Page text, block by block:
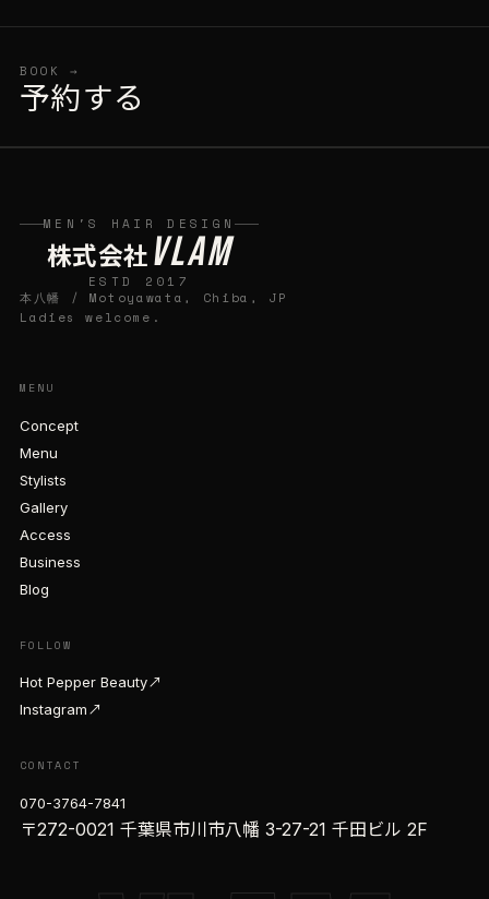
BOOK →
予約する
MEN'S HAIR DESIGN
株式会社VLAM
ESTD 2017
本八幡 / Motoyawata, Chiba, JP
Ladies welcome.
MENU
Concept
Menu
Stylists
Gallery
Access
Business
Blog
FOLLOW
Hot Pepper Beauty↗
Instagram↗
CONTACT
070-3764-7841
〒272-0021 千葉県市川市八幡 3-27-21 千田ビル 2F